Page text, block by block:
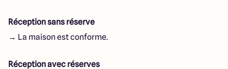
Réception sans réserve
→ La maison est conforme.
Réception avec réserves